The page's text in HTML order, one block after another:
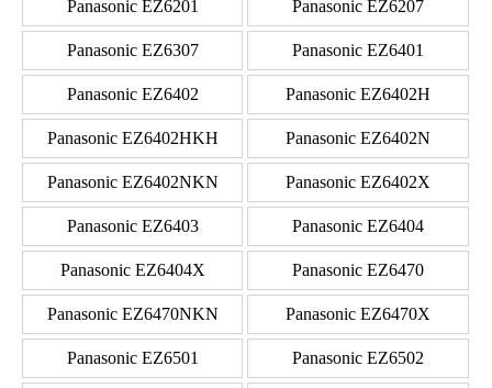
Panasonic EZ6201 Panasonic EZ6207
Panasonic EZ6307 Panasonic EZ6401
Panasonic EZ6402 Panasonic EZ6402H
Panasonic EZ6402HKH Panasonic EZ6402N
Panasonic EZ6402NKN Panasonic EZ6402X
Panasonic EZ6403 Panasonic EZ6404
Panasonic EZ6404X Panasonic EZ6470
Panasonic EZ6470NKN Panasonic EZ6470X
Panasonic EZ6501 Panasonic EZ6502